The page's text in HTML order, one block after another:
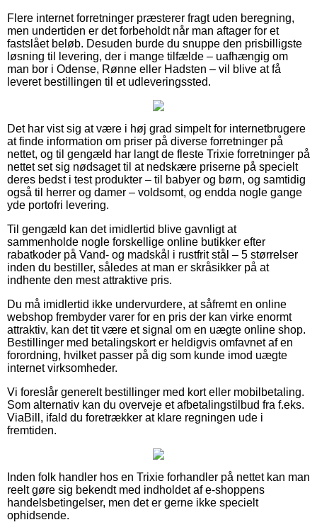
Flere internet forretninger præsterer fragt uden beregning,
men undertiden er det forbeholdt når man aftager for et
fastslået beløb. Desuden burde du snuppe den prisbilligste
løsning til levering, der i mange tilfælde – uafhængig om
man bor i Odense, Rønne eller Hadsten – vil blive at få
leveret bestillingen til et udleveringssted.
Det har vist sig at være i høj grad simpelt for internetbrugere
at finde information om priser på diverse forretninger på
nettet, og til gengæld har langt de fleste Trixie forretninger på
nettet set sig nødsaget til at nedskære priserne på specielt
deres bedst i test produkter – til babyer og børn, og samtidig
også til herrer og damer – voldsomt, og endda nogle gange
yde portofri levering.
Til gengæld kan det imidlertid blive gavnligt at
sammenholde nogle forskellige online butikker efter
rabatkoder på Vand- og madskål i rustfrit stål – 5 størrelser
inden du bestiller, således at man er skråsikker på at
indhente den mest attraktive pris.
Du må imidlertid ikke undervurdere, at såfremt en online
webshop frembyder varer for en pris der kan virke enormt
attraktiv, kan det tit være et signal om en uægte online shop.
Bestillinger med betalingskort er heldigvis omfavnet af en
forordning, hvilket passer på dig som kunde imod uægte
internet virksomheder.
Vi foreslår generelt bestillinger med kort eller mobilbetaling.
Som alternativ kan du overveje et afbetalingstilbud fra f.eks.
ViaBill, ifald du foretrækker at klare regningen ude i
fremtiden.
Inden folk handler hos en Trixie forhandler på nettet kan man
reelt gøre sig bekendt med indholdet af e-shoppens
handelsbetingelser, men det er gerne ikke specielt
ophidsende.